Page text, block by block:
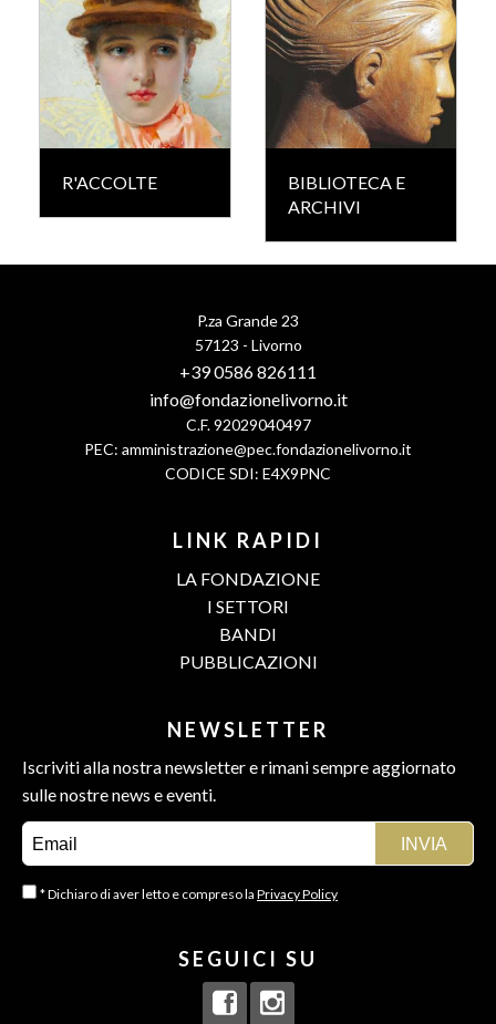
R'ACCOLTE
BIBLIOTECA E
ARCHIVI
P.za Grande 23
57123 - Livorno
+39 0586 826111
info@fondazionelivorno.it
C.F. 92029040497
PEC: amministrazione@pec.fondazionelivorno.it
CODICE SDI: E4X9PNC
LINK RAPIDI
LA FONDAZIONE
I SETTORI
BANDI
PUBBLICAZIONI
NEWSLETTER
Iscriviti alla nostra newsletter e rimani sempre aggiornato
sulle nostre news e eventi.
* Dichiaro di aver letto e compreso la Privacy Policy
SEGUICI SU